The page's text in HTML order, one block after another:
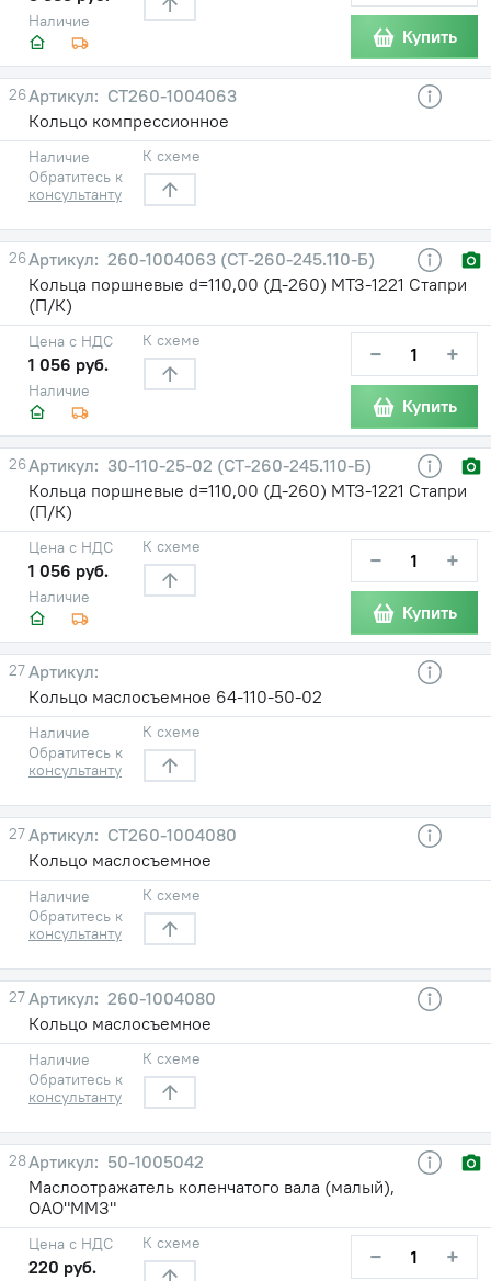
Наличие
Купить
26
CT260-1004063
Кольцо компрессионное
Наличие
Обратитесь к
консультанту
К схеме
26
260-1004063 (СТ-260-245.110-Б)
Кольца поршневые d=110,00 (Д-260) МТЗ-1221 Стапри
(П/К)
Наличие
Цена с НДС
1 056 руб.
К схеме − +
Купить
26
30-110-25-02 (СТ-260-245.110-Б)
Кольца поршневые d=110,00 (Д-260) МТЗ-1221 Стапри
(П/К)
Наличие
Цена с НДС
1 056 руб.
К схеме − +
Купить
27
Кольцо маслосъемное 64-110-50-02
Наличие
Обратитесь к
консультанту
К схеме
27
CT260-1004080
Кольцо маслосъемное
Наличие
Обратитесь к
консультанту
К схеме
27
260-1004080
Кольцо маслосъемное
Наличие
Обратитесь к
консультанту
К схеме
28
50-1005042
Маслоотражатель коленчатого вала (малый),
ОАО"ММЗ"
Цена с НДС
220 руб.
К схеме − +